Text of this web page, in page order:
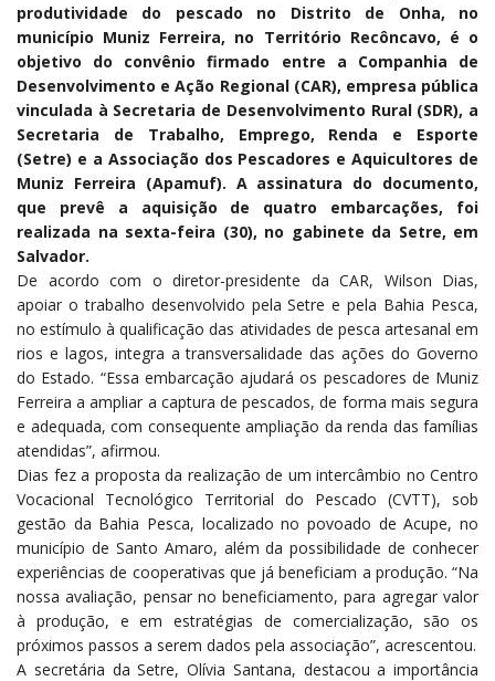
produtividade do pescado no Distrito de Onha, no
município Muniz Ferreira, no Território Recôncavo, é o
objetivo do convênio firmado entre a Companhia de
Desenvolvimento e Ação Regional (CAR), empresa pública
vinculada à Secretaria de Desenvolvimento Rural (SDR), a
Secretaria de Trabalho, Emprego, Renda e Esporte
(Setre) e a Associação dos Pescadores e Aquicultores de
Muniz Ferreira (Apamuf). A assinatura do documento,
que prevê a aquisição de quatro embarcações, foi
realizada na sexta-feira (30), no gabinete da Setre, em
Salvador.
De acordo com o diretor-presidente da CAR, Wilson Dias,
apoiar o trabalho desenvolvido pela Setre e pela Bahia Pesca,
no estímulo à qualificação das atividades de pesca artesanal em
rios e lagos, integra a transversalidade das ações do Governo
do Estado. “Essa embarcação ajudará os pescadores de Muniz
Ferreira a ampliar a captura de pescados, de forma mais segura
e adequada, com consequente ampliação da renda das famílias
atendidas”, afirmou.
Dias fez a proposta da realização de um intercâmbio no Centro
Vocacional Tecnológico Territorial do Pescado (CVTT), sob
gestão da Bahia Pesca, localizado no povoado de Acupe, no
município de Santo Amaro, além da possibilidade de conhecer
experiências de cooperativas que já beneficiam a produção. “Na
nossa avaliação, pensar no beneficiamento, para agregar valor
à produção, e em estratégias de comercialização, são os
próximos passos a serem dados pela associação”, acrescentou.
A secretária da Setre, Olívia Santana, destacou a importância